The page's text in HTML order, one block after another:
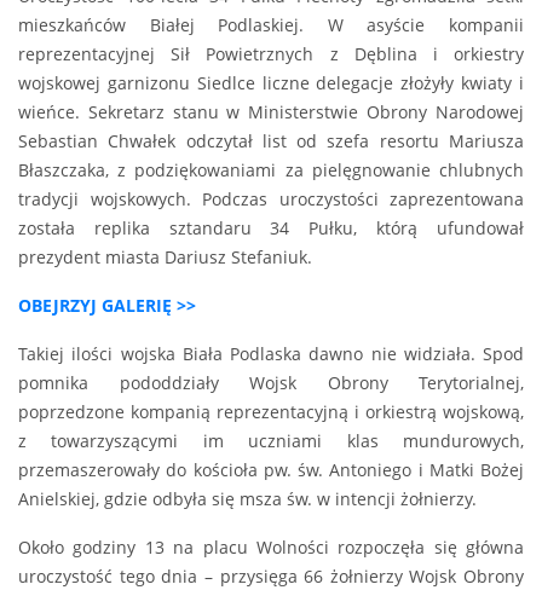
mieszkańców Białej Podlaskiej. W asyście kompanii
reprezentacyjnej Sił Powietrznych z Dęblina i orkiestry
wojskowej garnizonu Siedlce liczne delegacje złożyły kwiaty i
wieńce. Sekretarz stanu w Ministerstwie Obrony Narodowej
Sebastian Chwałek odczytał list od szefa resortu Mariusza
Błaszczaka, z podziękowaniami za pielęgnowanie chlubnych
tradycji wojskowych. Podczas uroczystości zaprezentowana
została replika sztandaru 34 Pułku, którą ufundował
prezydent miasta Dariusz Stefaniuk.
OBEJRZYJ GALERIĘ >>
Takiej ilości wojska Biała Podlaska dawno nie widziała. Spod
pomnika pododdziały Wojsk Obrony Terytorialnej,
poprzedzone kompanią reprezentacyjną i orkiestrą wojskową,
z towarzyszącymi im uczniami klas mundurowych,
przemaszerowały do kościoła pw. św. Antoniego i Matki Bożej
Anielskiej, gdzie odbyła się msza św. w intencji żołnierzy.
Około godziny 13 na placu Wolności rozpoczęła się główna
uroczystość tego dnia – przysięga 66 żołnierzy Wojsk Obrony